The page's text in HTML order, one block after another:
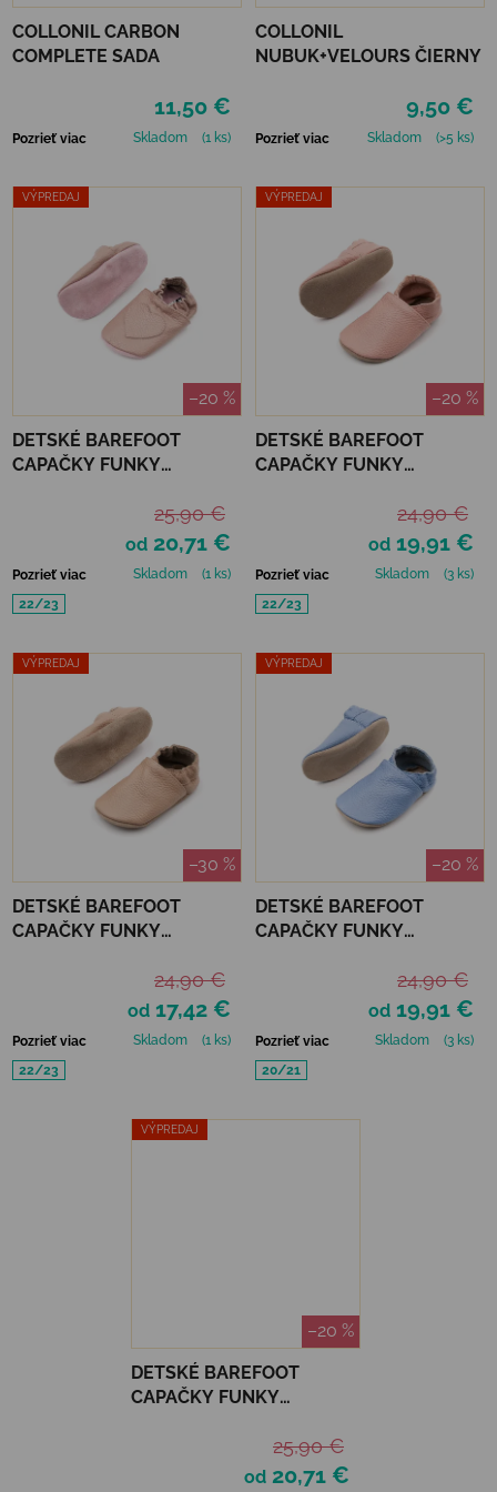
COLLONIL CARBON
COMPLETE SADA
11,50 €
Pozrieť viac Skladom (1 ks)
COLLONIL
NUBUK+VELOURS ČIERNY
9,50 €
Pozrieť viac Skladom (>5 ks)
VÝPREDAJ
–20 %
DETSKÉ BAREFOOT
CAPAČKY FUNKY
od 20,71 €
25,90 €
Pozrieť viac Skladom
(1 ks)
22/23
VÝPREDAJ
–20 %
DETSKÉ BAREFOOT
CAPAČKY FUNKY
od 19,91 €
24,90 €
Pozrieť viac Skladom
(3 ks)
22/23
VÝPREDAJ
–30 %
DETSKÉ BAREFOOT
CAPAČKY FUNKY
od 17,42 €
24,90 €
Pozrieť viac Skladom
(1 ks)
22/23
VÝPREDAJ
–20 %
DETSKÉ BAREFOOT
CAPAČKY FUNKY
od 19,91 €
24,90 €
Pozrieť viac Skladom
(3 ks)
20/21
VÝPREDAJ
–20 %
DETSKÉ BAREFOOT
CAPAČKY FUNKY
od 20,71 €
25,90 €